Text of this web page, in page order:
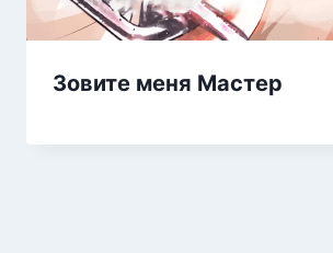
Зовите меня Мастер